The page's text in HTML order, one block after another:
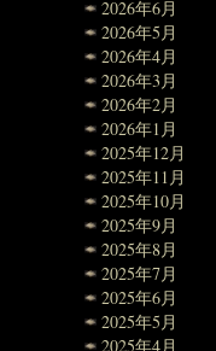
2026年6月
2026年5月
2026年4月
2026年3月
2026年2月
2026年1月
2025年12月
2025年11月
2025年10月
2025年9月
2025年8月
2025年7月
2025年6月
2025年5月
2025年4月